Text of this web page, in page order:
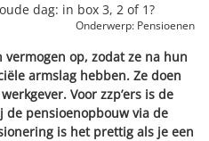
dag: in box 3, 2 of 1?
Onderwerp: Pensioenen
op, zodat ze na hun
armslag hebben. Ze doen
Voor zzp’ers is de
pensioenopbouw via de
is het prettig als je een